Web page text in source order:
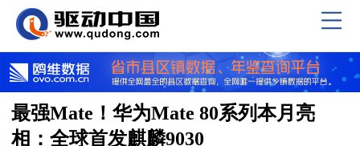
最强Mate！华为Mate 80系列本月亮
相：全球首发麒麟9030